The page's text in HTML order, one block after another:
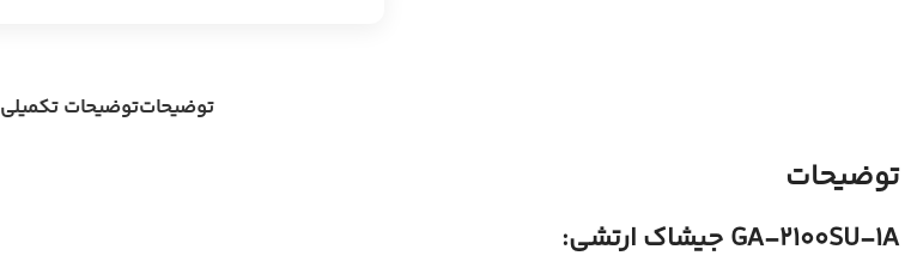
توضیحاتتوضیحات تکمیلی
توضیحات
GA-2100SU-1A جیشاک ارتشی: